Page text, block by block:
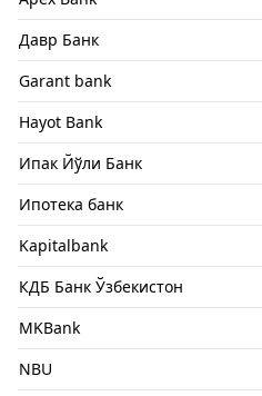
Давр Банк
Garant bank
Hayot Bank
Ипак Йўли Банк
Ипотека банк
Kapitalbank
КДБ Банк Ўзбекистон
MKBank
NBU